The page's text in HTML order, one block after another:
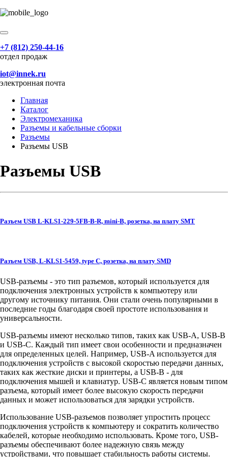
+7 (812) 250-44-16
отдел продаж
iot@innek.ru
электронная почта
Главная
Каталог
Электромеханика
Разъемы и кабельные сборки
Разъемы
Разъемы USB
Разъемы USB
Разъем USB L-KLS1-229-5FB-B-R, mini-B, розетка, на плату SMT
Разъем USB, L-KLS1-5459, type C, розетка, на плату SMD
USB-разъемы - это тип разъемов, который используется для
подключения электронных устройств к компьютеру или
другому источнику питания. Они стали очень популярными в
последние годы благодаря своей простоте использования и
универсальности.
USB-разъемы имеют несколько типов, таких как USB-A, USB-B
и USB-C. Каждый тип имеет свои особенности и предназначен
для определенных целей. Например, USB-A используется для
подключения устройств с высокой скоростью передачи данных,
таких как жесткие диски и принтеры, а USB-B - для
подключения мышей и клавиатур. USB-C является новым типом
разъема, который имеет более высокую скорость передачи
данных и может использоваться для зарядки устройств.
Использование USB-разъемов позволяет упростить процесс
подключения устройств к компьютеру и сократить количество
кабелей, которые необходимо использовать. Кроме того, USB-
разъемы обеспечивают более надежную связь между
устройствами, что повышает стабильность работы системы.